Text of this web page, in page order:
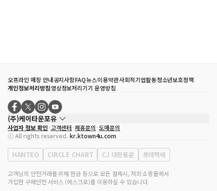
오프라인 매장 안내공지사항FAQ뉴스이용약관사회적기업활동청소년보호정책
개인정보처리방침영상정보처리기기 운영방침
(주)케이타운포유
대표자
송효민
사업자등록번호
120-87-71116
통신판매업 신고번호 제2011-서울강남-02223
대표전화
02-552-9855
사업자 정보 확인 고객센터 제휴문의 도매문의
ⓒ All rights reserved. kr.ktown4u.com
HANTEO CIRCLE CHART CJ 대한통운 롯데택배
고객님의 안전거래를 위해 현금 등으로 모든 결제시, 저희 쇼핑몰에서
가입한 구매안전 서비스 (에스크로)를 이용하실 수 있습니다.